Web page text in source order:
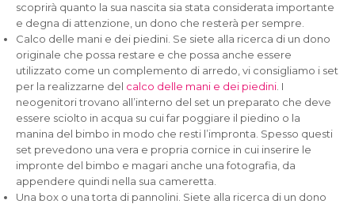
scoprirà quanto la sua nascita sia stata considerata importante
e degna di attenzione, un dono che resterà per sempre.
Calco delle mani e dei piedini. Se siete alla ricerca di un dono
originale che possa restare e che possa anche essere
utilizzato come un complemento di arredo, vi consigliamo i set
per la realizzarne del calco delle mani e dei piedini . I
neogenitori trovano all’interno del set un preparato che deve
essere sciolto in acqua su cui far poggiare il piedino o la
manina del bimbo in modo che resti l’impronta. Spesso questi
set prevedono una vera e propria cornice in cui inserire le
impronte del bimbo e magari anche una fotografia, da
appendere quindi nella sua cameretta.
Una box o una torta di pannolini. Siete alla ricerca di un dono